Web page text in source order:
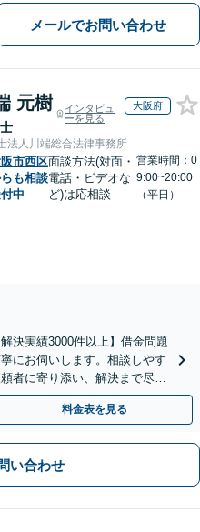
メールでお問い合わせ
元樹
インタビュ
ーを見る
大阪府
法人川端総合法律事務所
市西区
も相談
中
面談方法(対面・
電話・ビデオな
ど)は応相談
営業時間：0
9:00~20:00
（平日）
決実績3000件以上】借金問題
にお伺いします。相談しやす
者に寄り添い、解決まで尽
土日夜間対応可
料金表を見る
い合わせ